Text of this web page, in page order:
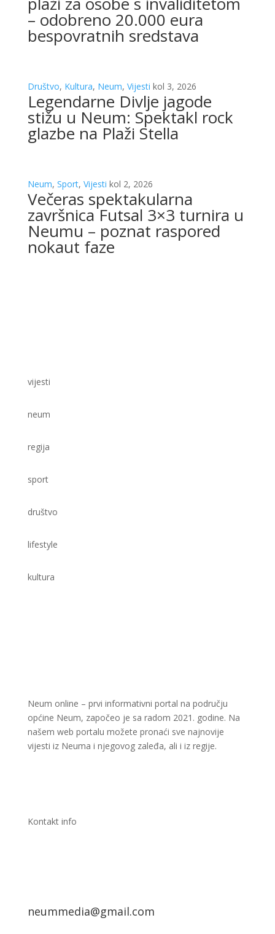
– odobreno 20.000 eura
bespovratnih sredstava
Društvo, Kultura, Neum, Vijesti kol 3, 2026
Legendarne Divlje jagode
stižu u Neum: Spektakl rock
glazbe na Plaži Stella
Neum, Sport, Vijesti kol 2, 2026
Večeras spektakularna
završnica Futsal 3×3 turnira u
Neumu – poznat raspored
nokaut faze
vijesti
neum
regija
sport
društvo
lifestyle
kultura
Neum online – prvi informativni portal na području
općine Neum, započeo je sa radom 2021. godine. Na
našem web portalu možete pronaći sve najnovije
vijesti iz Neuma i njegovog zaleđa, ali i iz regije.
Kontakt info
neummedia@gmail.com